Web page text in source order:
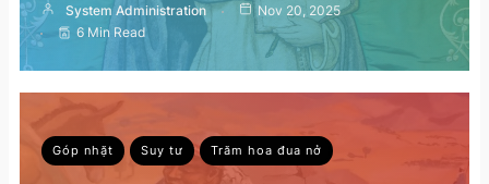
System Administration
Nov 20, 2025
6 Min Read
Góp nhặt Suy tư Trăm hoa đua nở